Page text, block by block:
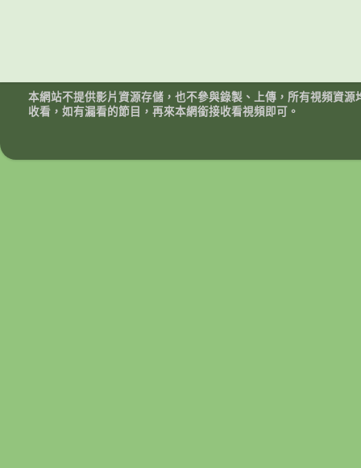
本網站不提供影片資源存儲，也不參與錄製、上傳，所有視頻資
收看，如有漏看的節目，再來本網銜接收看視頻即可。